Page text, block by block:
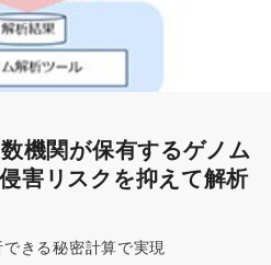
機関が保有するゲノム
害リスクを抑えて解析
きる秘密計算で実現